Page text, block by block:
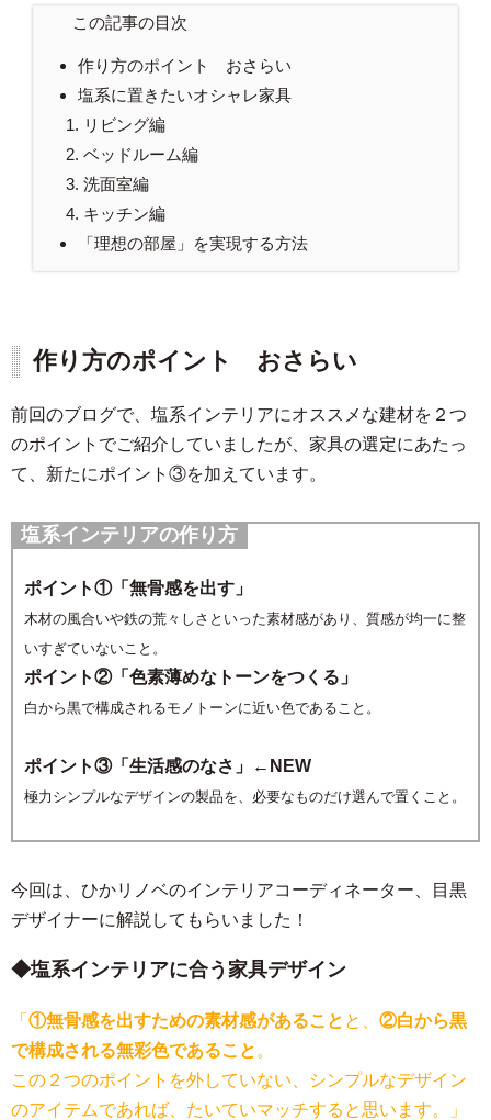
この記事の目次
作り方のポイント おさらい
塩系に置きたいオシャレ家具
リビング編
ベッドルーム編
洗面室編
キッチン編
「理想の部屋」を実現する方法
作り方のポイント おさらい
前回のブログで、塩系インテリアにオススメな建材を２つ
のポイントでご紹介していましたが、家具の選定にあたっ
て、新たにポイント③を加えています。
塩系インテリアの作り方
ポイント①「無骨感を出す」
木材の風合いや鉄の荒々しさといった素材感があり、質感が均一に整
いすぎていないこと。
ポイント②「色素薄めなトーンをつくる」
白から黒で構成されるモノトーンに近い色であること。
ポイント③「生活感のなさ」←NEW
極力シンプルなデザインの製品を、必要なものだけ選んで置くこと。
今回は、ひかリノベのインテリアコーディネーター、目黒
デザイナーに解説してもらいました！
塩系インテリアに合う家具デザイン
「 ①無骨感を出すための素材感があること と、 ②白から黒
で構成される無彩色であること 。
この２つのポイントを外していない、シンプルなデザイン
のアイテムであれば、たいていマッチすると思います。」